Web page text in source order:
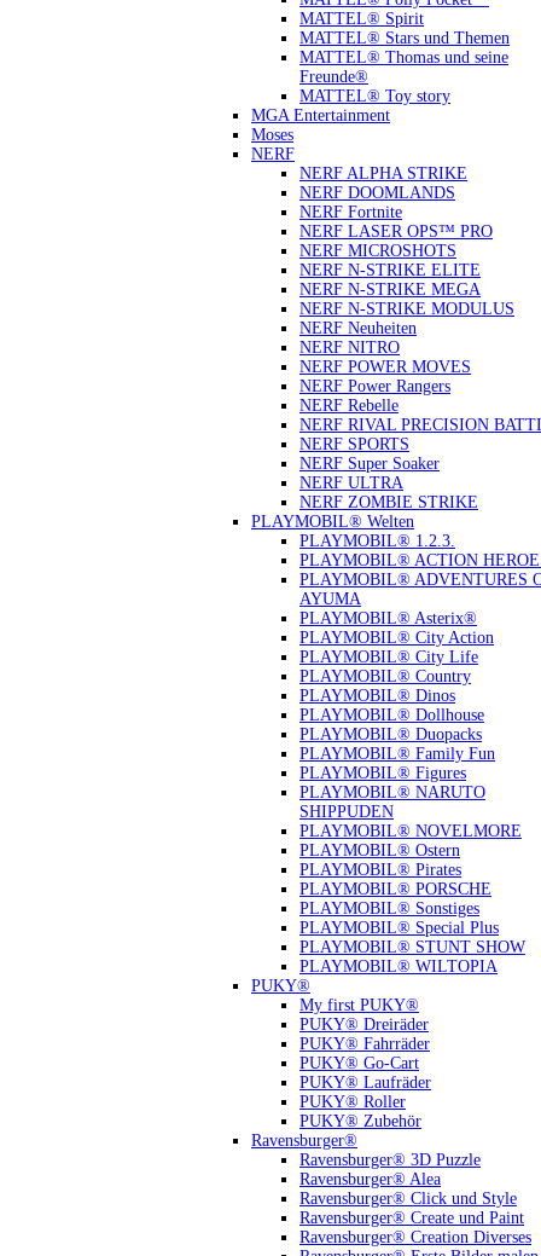
MATTEL® Spirit
MATTEL® Stars und Themen
MATTEL® Thomas und seine
Freunde®
MATTEL® Toy story
MGA Entertainment
Moses
NERF
NERF ALPHA STRIKE
NERF DOOMLANDS
NERF Fortnite
NERF LASER OPS™ PRO
NERF MICROSHOTS
NERF N-STRIKE ELITE
NERF N-STRIKE MEGA
NERF N-STRIKE MODULUS
NERF Neuheiten
NERF NITRO
NERF POWER MOVES
NERF Power Rangers
NERF Rebelle
NERF RIVAL PRECISION
NERF SPORTS
NERF Super Soaker
NERF ULTRA
NERF ZOMBIE STRIKE
PLAYMOBIL® Welten
PLAYMOBIL® 1.2.3.
PLAYMOBIL® ACTION
PLAYMOBIL® ADVENTURES
AYUMA
PLAYMOBIL® Asterix®
PLAYMOBIL® City Action
PLAYMOBIL® City Life
PLAYMOBIL® Country
PLAYMOBIL® Dinos
PLAYMOBIL® Dollhouse
PLAYMOBIL® Duopacks
PLAYMOBIL® Family Fun
PLAYMOBIL® Figures
PLAYMOBIL® NARUTO
SHIPPUDEN
PLAYMOBIL® NOVELMORE
PLAYMOBIL® Ostern
PLAYMOBIL® Pirates
PLAYMOBIL® PORSCHE
PLAYMOBIL® Sonstiges
PLAYMOBIL® Special Plus
PLAYMOBIL® STUNT SHOW
PLAYMOBIL® WILTOPIA
PUKY®
My first PUKY®
PUKY® Dreiräder
PUKY® Fahrräder
PUKY® Go-Cart
PUKY® Laufräder
PUKY® Roller
PUKY® Zubehör
Ravensburger®
Ravensburger® 3D Puzzle
Ravensburger® Alea
Ravensburger® Click und Style
Ravensburger® Create und Paint
Ravensburger® Creation Diverses